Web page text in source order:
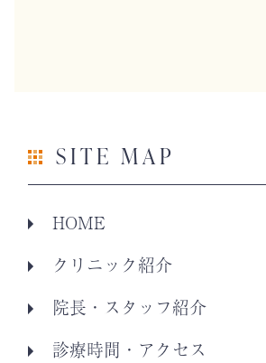
SITE MAP
HOME
クリニック紹介
院長・スタッフ紹介
診療時間・アクセス